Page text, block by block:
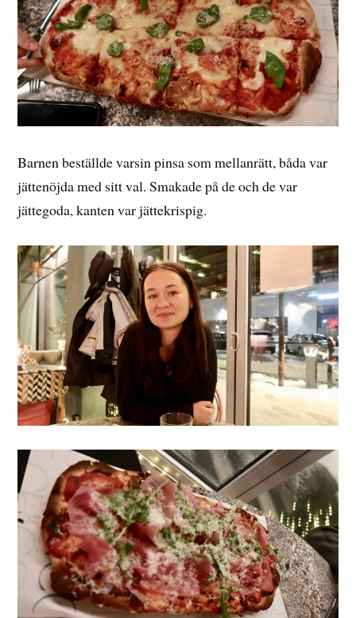
Barnen beställde varsin pinsa som mellanrätt, båda var
jättenöjda med sitt val. Smakade på de och de var
jättegoda, kanten var jättekrispig.